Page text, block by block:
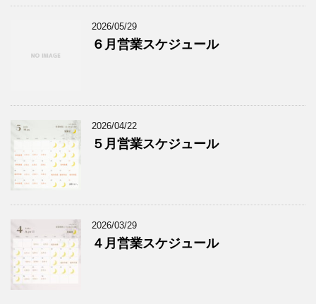
2026/05/29
６月営業スケジュール
2026/04/22
５月営業スケジュール
2026/03/29
４月営業スケジュール